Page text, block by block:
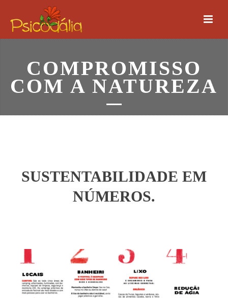
COMPROMISSO
COM A NATUREZA
SUSTENTABILIDADE EM
NÚMEROS.